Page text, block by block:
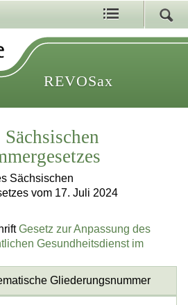
REVOSax
Sächsischen
vom 17. Juli 2024
Gesetz zur Anpassung des
Gesundheitsdienst im
Gliederungsnummer